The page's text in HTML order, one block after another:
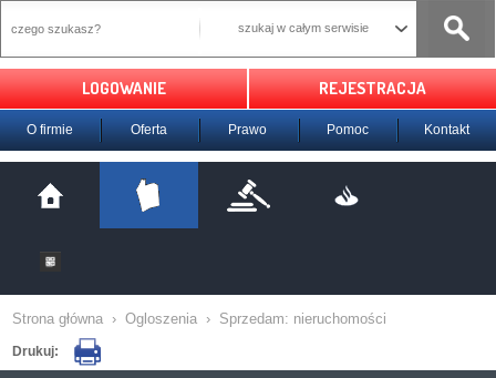
szukaj w całym serwisie
LOGOWANIE REJESTRACJA
O firmie Oferta Prawo Pomoc Kontakt
Strona główna › Ogloszenia › Sprzedam: nieruchomości
Drukuj: